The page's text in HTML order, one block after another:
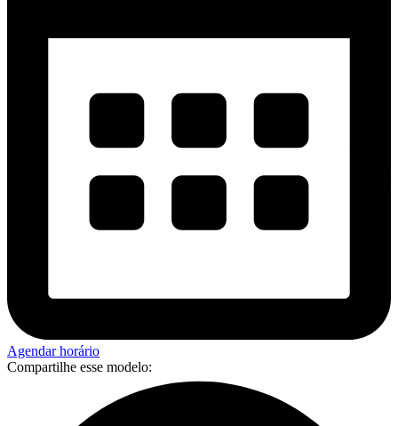
Agendar horário
Compartilhe esse modelo: